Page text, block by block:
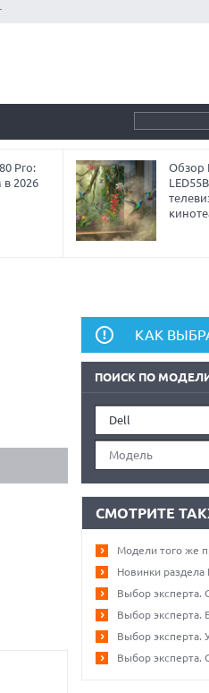
Pro:
в 2026
Обзор
КАК
ПОИСК ПО
Dell
Модель
СМОТРИТЕ
Модели того же
Новинки раздела
Выбор
Выбор эксперта.
Выбор эксперта.
Выбор эксперта.